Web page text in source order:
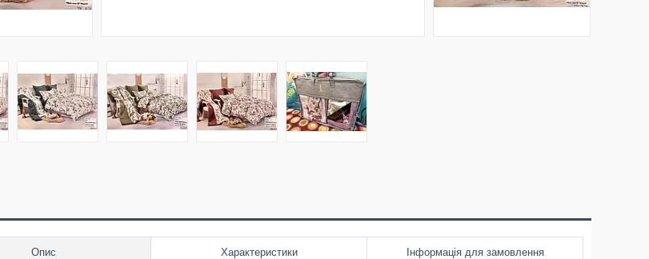
Опис Характеристики Інформація для замовлення